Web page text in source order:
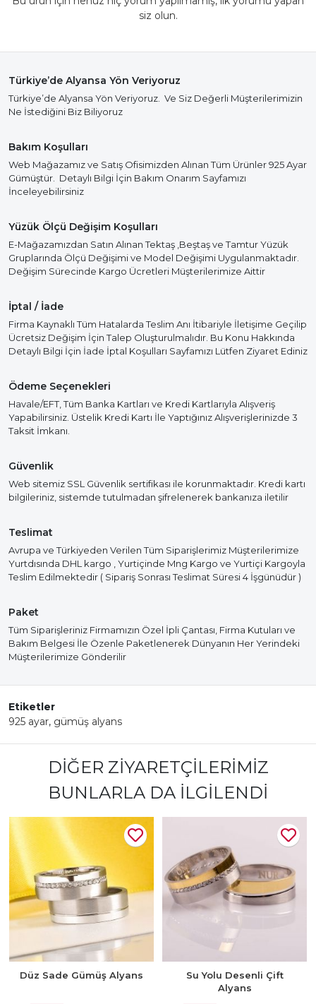
siz olun.
Türkiye’de Alyansa Yön Veriyoruz
Türkiye’de Alyansa Yön Veriyoruz. Ve Siz Değerli Müşterilerimizin
Ne İstediğini Biz Biliyoruz
Bakım Koşulları
Web Mağazamız ve Satış Ofisimizden Alınan Tüm Ürünler 925 Ayar
Gümüştür. Detaylı Bilgi İçin Bakım Onarım Sayfamızı
İnceleyebilirsiniz
Yüzük Ölçü Değişim Koşulları
E-Mağazamızdan Satın Alınan Tektaş ,Beştaş ve Tamtur Yüzük
Gruplarında Ölçü Değişimi ve Model Değişimi Uygulanmaktadır.
Değişim Sürecinde Kargo Ücretleri Müşterilerimize Aittir
İptal / İade
Firma Kaynaklı Tüm Hatalarda Teslim Anı İtibariyle İletişime Geçilip
Ücretsiz Değişim İçin Talep Oluşturulmalıdır. Bu Konu Hakkında
Detaylı Bilgi İçin İade İptal Koşulları Sayfamızı Lütfen Ziyaret Ediniz
Ödeme Seçenekleri
Havale/EFT, Tüm Banka Kartları ve Kredi Kartlarıyla Alışveriş
Yapabilirsiniz. Üstelik Kredi Kartı İle Yaptığınız Alışverişlerinizde 3
Taksit İmkanı.
Güvenlik
Web sitemiz SSL Güvenlik sertifikası ile korunmaktadır. Kredi kartı
bilgileriniz, sistemde tutulmadan şifrelenerek bankanıza iletilir
Teslimat
Avrupa ve Türkiyeden Verilen Tüm Siparişlerimiz Müşterilerimize
Yurtdısında DHL kargo , Yurtiçinde Mng Kargo ve Yurtiçi Kargoyla
Teslim Edilmektedir ( Sipariş Sonrası Teslimat Süresi 4 İşgünüdür )
Paket
Tüm Siparişleriniz Firmamızın Özel İpli Çantası, Firma Kutuları ve
Bakım Belgesi İle Özenle Paketlenerek Dünyanın Her Yerindeki
Müşterilerimize Gönderilir
Etiketler
925 ayar, gümüş alyans
DIĞER ZIYARETÇILERIMIZ
BUNLARLA DA İLGILENDI
Düz Sade Gümüş Alyans
Su Yolu Desenli Çift
Alyans